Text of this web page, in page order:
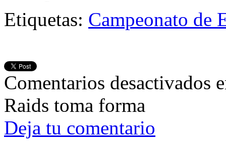
Etiquetas: Campeonato de
Comentarios desactivados
Raids toma forma
Deja tu comentario